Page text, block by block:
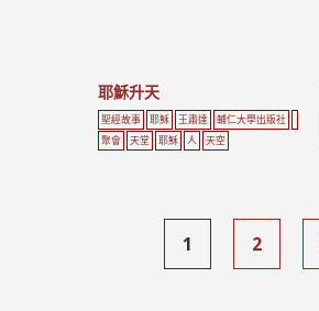
耶穌升天
聖經故事 耶穌 王肅達
輔仁大學出版社
聚會
天堂 耶穌 人 天空
1 2